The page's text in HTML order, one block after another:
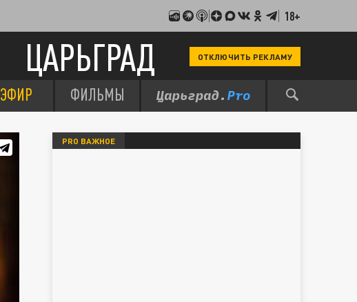
18+
ЦАРЬГРАД ОТКЛЮЧИТЬ РЕКЛАМУ
ЭФИР ФИЛЬМЫ
PRO ВАЖНОЕ